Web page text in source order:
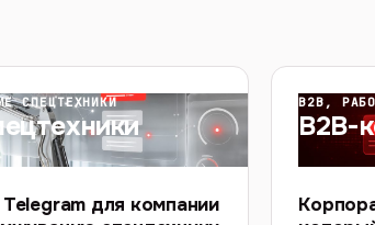
СПЕЦТЕХНИКИ
для компании
B2B,
B2B-